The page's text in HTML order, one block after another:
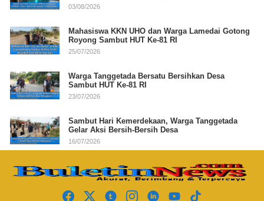
03/08/2026
Mahasiswa KKN UHO dan Warga Lamedai Gotong
Royong Sambut HUT Ke-81 RI
25/07/2026
Warga Tanggetada Bersatu Bersihkan Desa
Sambut HUT Ke-81 RI
23/07/2026
Sambut Hari Kemerdekaan, Warga Tanggetada
Gelar Aksi Bersih-Bersih Desa
16/07/2026